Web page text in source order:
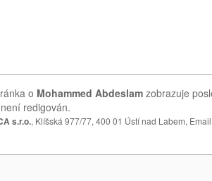
o Mohammed Abdeslam zobrazuje
redigován.
s.r.o., Klíšská 977/77, 400 01 Ústí nad Labem,